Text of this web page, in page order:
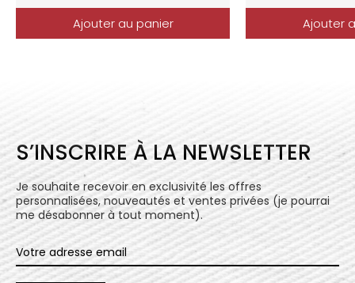
Ajouter au panier Ajouter
S’INSCRIRE À LA NEWSLETTER
Je souhaite recevoir en exclusivité les offres
personnalisées, nouveautés et ventes privées (je pourrai
me désabonner à tout moment).